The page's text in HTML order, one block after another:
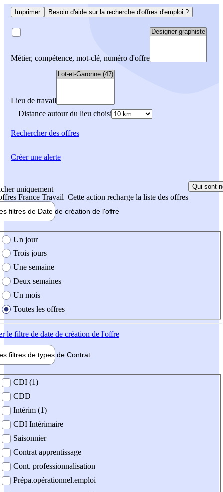
Imprimer Besoin d'aide sur la recherche d'offres d'emploi ?
Métier, compétence, mot-clé, numéro d'offre
Lieu de travail
Distance autour du lieu choisi
Rechercherdes offres
uniquement
France Travail Cette action recharge la liste des offres
Qui sont
filtres de Date de création de l'offre
création de l'offre
Un jour
Trois jours
Une semaine
Deux semaines
Un mois
Toutes les offres
le filtre de date de création de l'offre
filtres de types de Contrat
contrat
CDI (1)
CDD
Intérim (1)
CDI Intérimaire
Saisonnier
Contrat apprentissage
Cont. professionnalisation
Prépa.opérationnel.emploi
Créer une alerte